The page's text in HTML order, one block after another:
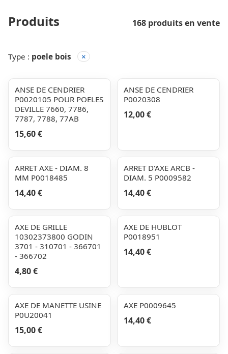
Produits 168 produits en vente
Type : poele bois ×
ANSE DE CENDRIER
P0020105 POUR POELES
DEVILLE 7660, 7786,
7787, 7788, 77AB
15,60 €
ANSE DE CENDRIER
P0020308
12,00 €
ARRET AXE - DIAM. 8
MM P0018485
14,40 €
ARRET D'AXE ARCB -
DIAM. 5 P0009582
14,40 €
AXE DE GRILLE
10302373800 GODIN
3701 - 310701 - 366701
- 366702
4,80 €
AXE DE HUBLOT
P0018951
14,40 €
AXE DE MANETTE USINE
P0U20041
15,00 €
AXE P0009645
14,40 €